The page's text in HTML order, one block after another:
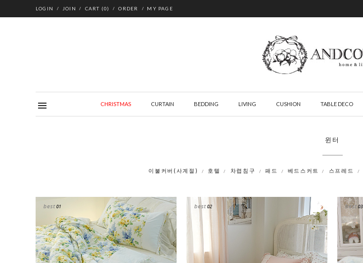
LOGIN JOIN CART (0) ORDER MY PAGE
CHRISTMAS CURTAIN BEDDING LIVING CUSHION TABLE DECO
윈터
이불커버(사계절) 호텔 차렵침구 패드 베드스커트 스프레드